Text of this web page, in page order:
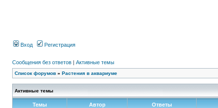
Вход Регистрация
Сообщения без ответов | Активные темы
Список форумов » Растения в аквариуме
Активные темы
Темы Автор Ответы